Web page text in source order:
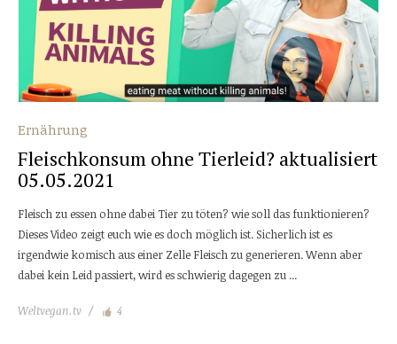
Ernährung
Fleischkonsum ohne Tierleid? aktualisiert
05.05.2021
Fleisch zu essen ohne dabei Tier zu töten? wie soll das funktionieren?
Dieses Video zeigt euch wie es doch möglich ist. Sicherlich ist es
irgendwie komisch aus einer Zelle Fleisch zu generieren. Wenn aber
dabei kein Leid passiert, wird es schwierig dagegen zu ...
Weltvegan.tv 4